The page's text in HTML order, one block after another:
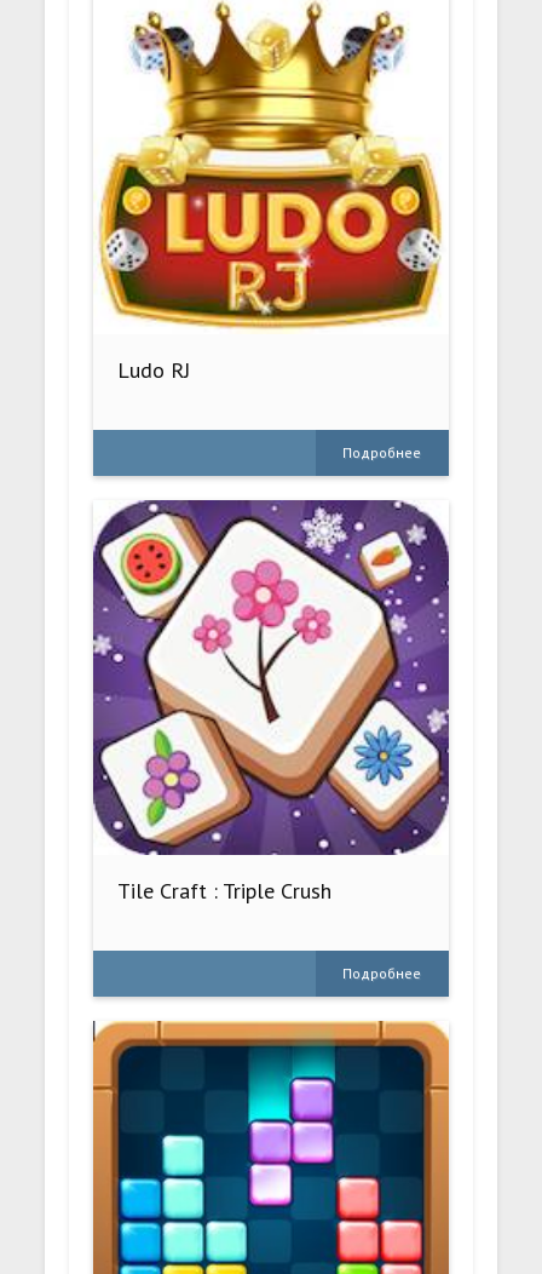
Ludo RJ
Подробнее
Tile Craft : Triple Crush
Подробнее